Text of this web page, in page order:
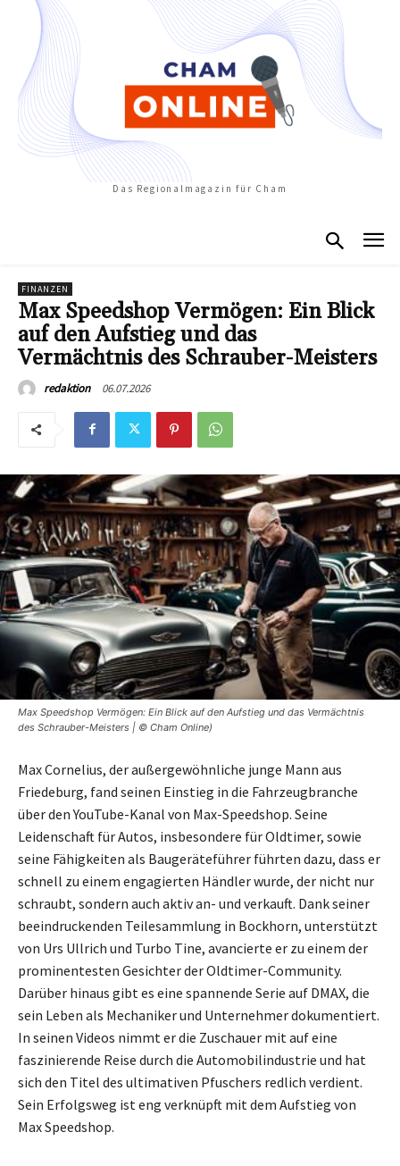
Das Regionalmagazin für Cham
FINANZEN
Max Speedshop Vermögen: Ein Blick
auf den Aufstieg und das
Vermächtnis des Schrauber-Meisters
redaktion 06.07.2026
Max Speedshop Vermögen: Ein Blick auf den Aufstieg und das Vermächtnis
des Schrauber-Meisters | © Cham Online)
Max Cornelius, der außergewöhnliche junge Mann aus
Friedeburg, fand seinen Einstieg in die Fahrzeugbranche
über den YouTube-Kanal von Max-Speedshop. Seine
Leidenschaft für Autos, insbesondere für Oldtimer, sowie
seine Fähigkeiten als Baugeräteführer führten dazu, dass er
schnell zu einem engagierten Händler wurde, der nicht nur
schraubt, sondern auch aktiv an- und verkauft. Dank seiner
beeindruckenden Teilesammlung in Bockhorn, unterstützt
von Urs Ullrich und Turbo Tine, avancierte er zu einem der
prominentesten Gesichter der Oldtimer-Community.
Darüber hinaus gibt es eine spannende Serie auf DMAX, die
sein Leben als Mechaniker und Unternehmer dokumentiert.
In seinen Videos nimmt er die Zuschauer mit auf eine
faszinierende Reise durch die Automobilindustrie und hat
sich den Titel des ultimativen Pfuschers redlich verdient.
Sein Erfolgsweg ist eng verknüpft mit dem Aufstieg von
Max Speedshop.